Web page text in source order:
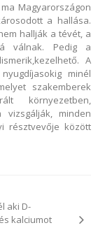
Magyarországon
a hallása.
hallják a tévét, a
válnak. Pedig a
A
minél
szakemberek
környezetben,
minden
résztvevője között
aki D-
kalciumot